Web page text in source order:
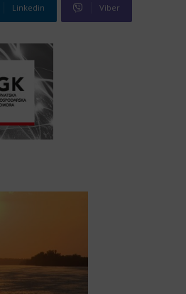
Linkedin Viber